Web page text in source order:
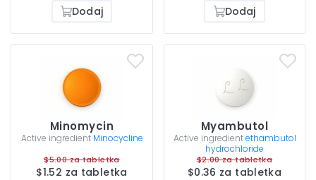
Dodaj
Dodaj
Minomycin
Active ingredient Minocycline
$5.00 za tabletka
$1.52 za tabletka
Myambutol
Active ingredient ethambutol
hydrochloride
$2.00 za tabletka
$0.36 za tabletka